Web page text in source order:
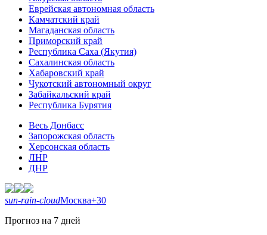
Еврейская автономная область
Камчатский край
Магаданская область
Приморский край
Республика Саха (Якутия)
Сахалинская область
Хабаровский край
Чукотский автономный округ
Забайкальский край
Республика Бурятия
Весь Донбасс
Запорожская область
Херсонская область
ЛНР
ДНР
sun-rain-cloudМосква+30
Прогноз на 7 дней